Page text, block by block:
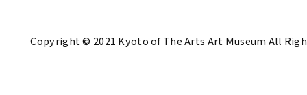
Copyright © 2021 Kyoto of The Arts Art Museum All